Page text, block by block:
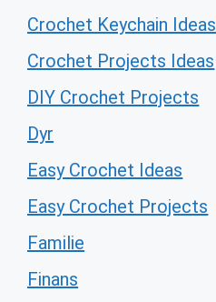
Crochet Keychain Ideas
Crochet Projects Ideas
DIY Crochet Projects
Dyr
Easy Crochet Ideas
Easy Crochet Projects
Familie
Finans